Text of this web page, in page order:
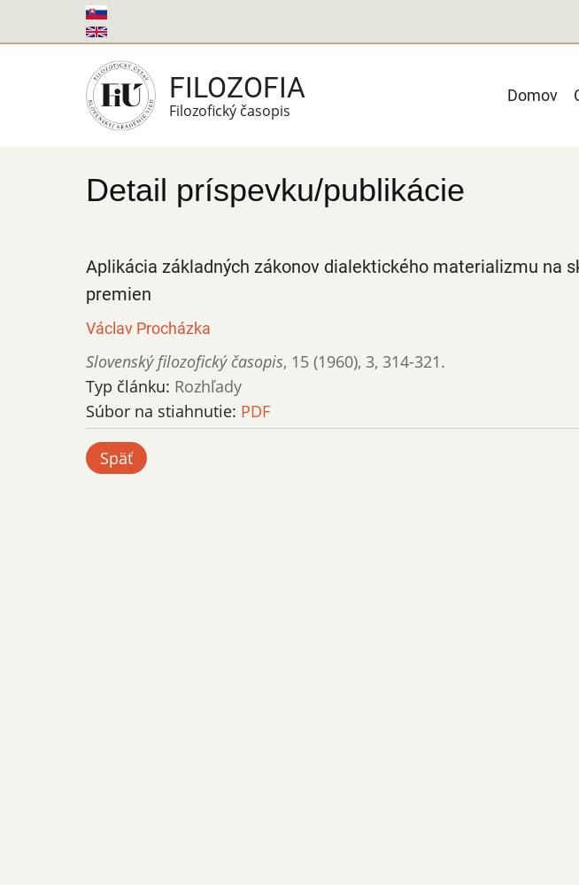
na
FILOZOFIA
Filozofický časopis
Main
Domov
Detail príspevku/publikácie
Aplikácia základných zákonov dialektického materializmu na
premien
Václav Procházka
Slovenský filozofický časopis, 15 (1960), 3, 314-321.
Typ článku: Rozhľady
Súbor na stiahnutie: PDF
Späť